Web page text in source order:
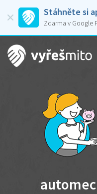
Stáhněte si
Zdarma v Google